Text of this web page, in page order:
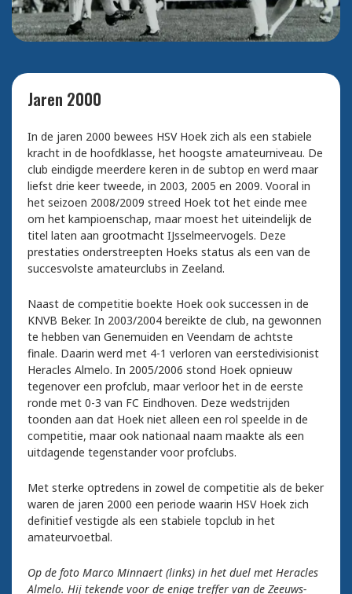
Jaren 2000
In de jaren 2000 bewees HSV Hoek zich als een stabiele
kracht in de hoofdklasse, het hoogste amateurniveau. De
club eindigde meerdere keren in de subtop en werd maar
liefst drie keer tweede, in 2003, 2005 en 2009. Vooral in
het seizoen 2008/2009 streed Hoek tot het einde mee
om het kampioenschap, maar moest het uiteindelijk de
titel laten aan grootmacht IJsselmeervogels. Deze
prestaties onderstreepten Hoeks status als een van de
succesvolste amateurclubs in Zeeland.
Naast de competitie boekte Hoek ook successen in de
KNVB Beker. In 2003/2004 bereikte de club, na gewonnen
te hebben van Genemuiden en Veendam de achtste
finale. Daarin werd met 4-1 verloren van eerstedivisionist
Heracles Almelo. In 2005/2006 stond Hoek opnieuw
tegenover een profclub, maar verloor het in de eerste
ronde met 0-3 van FC Eindhoven. Deze wedstrijden
toonden aan dat Hoek niet alleen een rol speelde in de
competitie, maar ook nationaal naam maakte als een
uitdagende tegenstander voor profclubs.
Met sterke optredens in zowel de competitie als de beker
waren de jaren 2000 een periode waarin HSV Hoek zich
definitief vestigde als een stabiele topclub in het
amateurvoetbal.
Op de foto Marco Minnaert (links) in het duel met Heracles
Almelo. Hij tekende voor de enige treffer van de Zeeuws-